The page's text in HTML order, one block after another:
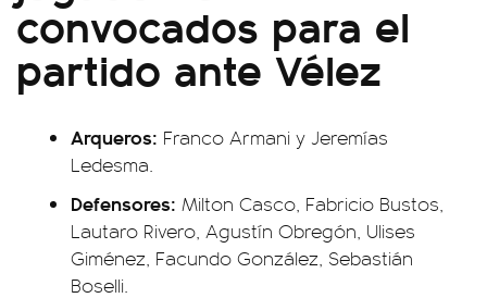
convocados para el
partido ante Vélez
Arqueros: Franco Armani y Jeremías
Ledesma.
Defensores: Milton Casco, Fabricio Bustos,
Lautaro Rivero, Agustín Obregón, Ulises
Giménez, Facundo González, Sebastián
Boselli.